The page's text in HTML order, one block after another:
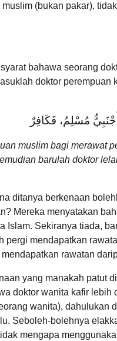
(bukan pakar),
bahawa seorang
doktor
مُسْلِمٌ، فَكَافِرٌ
muslim bagi
barulah doktor
ditanya berkenaan
Mereka menyatakan
Islam. Sekiranya tiada,
pergi mendapatkan
rawatan
yang manakah patut
doktor wanita kafir
wanita),
Seboleh-bolehnya
mengapa